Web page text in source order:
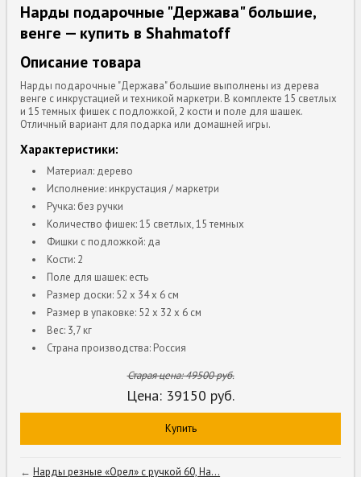
Нарды подарочные "Держава" большие,
венге — купить в Shahmatoff
Описание товара
Нарды подарочные "Держава" большие выполнены из дерева
венге с инкрустацией и техникой маркетри. В комплекте 15 светлых
и 15 темных фишек с подложкой, 2 кости и поле для шашек.
Отличный вариант для подарка или домашней игры.
Характеристики:
Материал: дерево
Исполнение: инкрустация / маркетри
Ручка: без ручки
Количество фишек: 15 светлых, 15 темных
Фишки с подложкой: да
Кости: 2
Поле для шашек: есть
Размер доски: 52 x 34 x 6 см
Размер в упаковке: 52 x 32 x 6 см
Вес: 3,7 кг
Страна производства: Россия
Старая цена:49500руб.
Цена: 39150 руб.
Купить
←Нарды резные «Орел» с ручкой 60, Ha...